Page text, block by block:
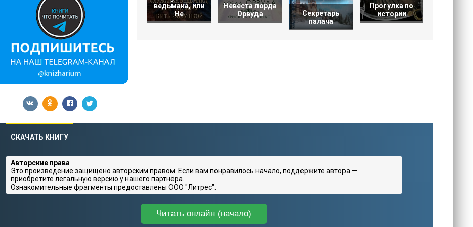
ведьмака, или
Не
Невеста лорда
Орвуда
Секретарь
палача
Прогулка по
истории
СКАЧАТЬ КНИГУ
Авторские права
Это произведение защищено авторским правом. Если вам понравилось начало, поддержите автора —
приобретите легальную версию у нашего партнёра.
Ознакомительные фрагменты предоставлены ООО "Литрес".
Читать онлайн (начало)